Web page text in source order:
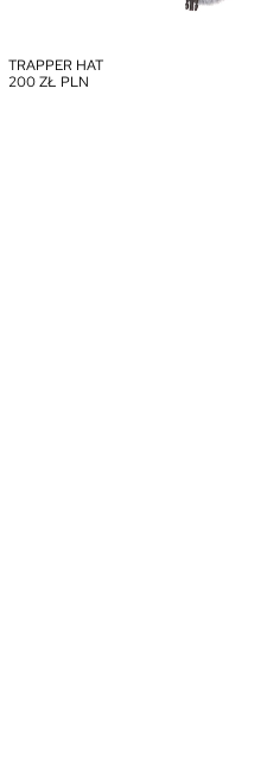
TRAPPER HAT
200 ZŁ PLN